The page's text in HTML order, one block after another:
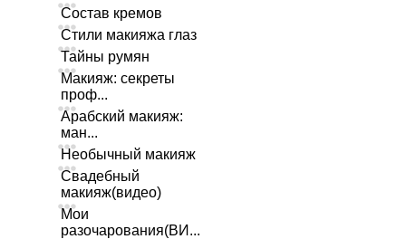
Состав кремов
Стили макияжа глаз
Тайны румян
Макияж: секреты
проф...
Арабский макияж:
ман...
Необычный макияж
Свадебный
макияж(видео)
Мои
разочарования(ВИ...